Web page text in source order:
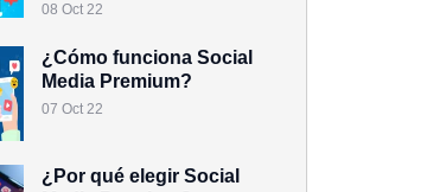
08 Oct 22
¿Cómo funciona Social
Media Premium?
07 Oct 22
¿Por qué elegir Social